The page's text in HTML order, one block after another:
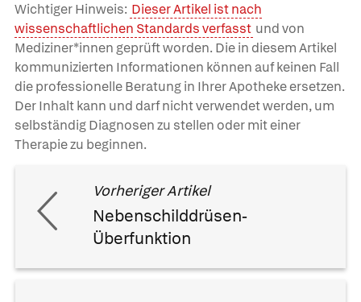
Wichtiger Hinweis: Dieser Artikel ist nach
wissenschaftlichen Standards verfasst und von
Mediziner*innen geprüft worden. Die in diesem Artikel
kommunizierten Informationen können auf keinen Fall
die professionelle Beratung in Ihrer Apotheke ersetzen.
Der Inhalt kann und darf nicht verwendet werden, um
selbständig Diagnosen zu stellen oder mit einer
Therapie zu beginnen.
Vorheriger Artikel
Nebenschilddrüsen-
Überfunktion